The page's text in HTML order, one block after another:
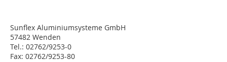
Sunflex Aluminiumsysteme GmbH
57482 Wenden
Tel.: 02762/9253-0
Fax: 02762/9253-80